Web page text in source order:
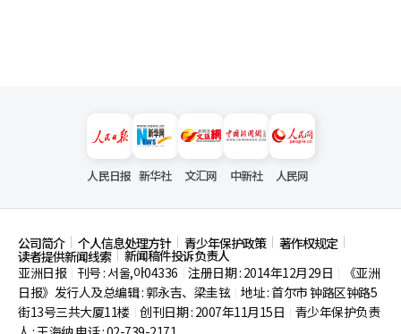
人民日报 新华社 文汇网 中新社 人民网
公司简介 个人信息处理方针 青少年保护政策 著作权规定
读者提供新闻线索
新闻稿件投诉负责人
亚洲日报
刊号 : 서울,아04336 注册日期 : 2014年12月29日
《亚洲
日报》发行人及总编辑 : 郭永吉、梁圭铉 地址 : 首尔市钟路区钟路5
街13号三共大厦11楼 创刊日期 : 2007年11月15日
青少年保护负责